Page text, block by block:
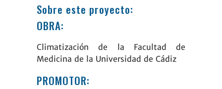
Sobre este proyecto:
OBRA:
Climatización de la Facultad de
Medicina de la Universidad de Cádiz
PROMOTOR: